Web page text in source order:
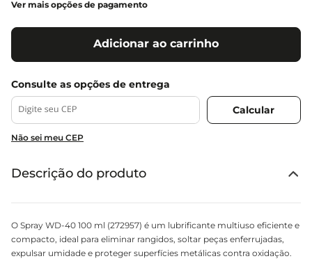
Ver mais opções de pagamento
Adicionar ao carrinho
Não sei meu CEP
Descrição do produto
O Spray WD-40 100 ml (272957) é um lubrificante multiuso eficiente e
compacto, ideal para eliminar rangidos, soltar peças enferrujadas,
expulsar umidade e proteger superfícies metálicas contra oxidação.